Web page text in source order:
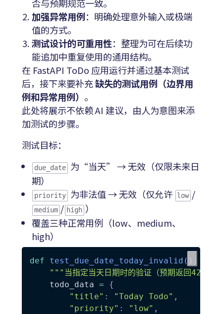
否与预期规范一致。
加强异常用例：明确处理意外输入或极端
值的方式。
测试设计的可重用性：整理为可在后续功
能追加中重复使用的通用结构。
在 FastAPI ToDo 应用运行并通过基本测试
后，接下来要补充缺失的测试用例（边界用
例和异常用例） 。
此处将展示不依赖 AI 建议，由人为意图来添
加测试的步骤。
测试目标：
due_date
为“当天” → 无效（仅限未来日
期）
priority 为非法值 → 无效（仅允许 low /
medium / high ）
覆盖三种正常用例（low、medium、
high）
def test_due_date_today_invalid ( ) :
"""当指定当天日期时的验证（预期返回422）
    todo_data
=
{
"title" : "Today Todo" ,
"priority" : "low" ,